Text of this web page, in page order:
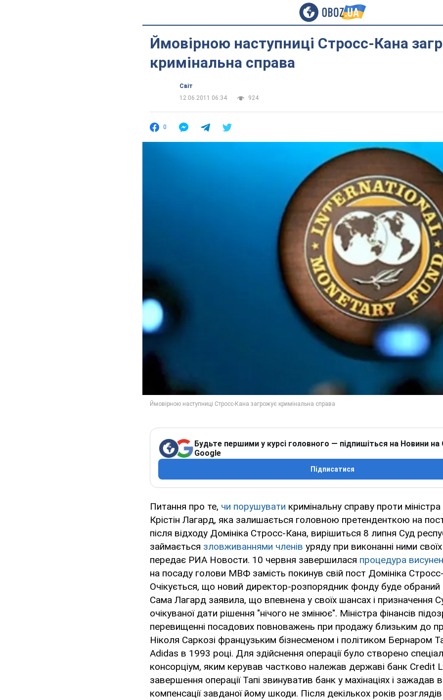
Ймовірною наступниці Стросс-Кана
кримінальна справа
Світ
12.06.2011 06:34
924
0
Будьте першими у курсі головного — підпишіться на Новини на
Google
Підписатися
Питання про те, чи порушувати кримінальну справу проти міністра
Крістін Лагард, яка залишається головною претенденткою на
після відходу Домініка Стросс-Кана, вирішиться 8 липня Суд
займається зловживаннями членів уряду при виконанні ними
передає РИА Новости. 10 червня завершилася процедура
на посаду голови МВФ замість покинув свій пост Домініка
Очікується, що новий директор-розпорядник фонду буде обраний
Сама Лагард заявила, що впевнена у своїх шансах і призначення
очікуваної дати рішення "нічого не змінює". Міністра фінансів
перевищенні посадових повноважень при продажу близьким до
Ніколя Саркозі французьким бізнесменом і політиком Бернаром
Adidas в 1993 році. Для здійснення операції було створено
консорціум, яким керував частково належав державі банк Credit
завершення операції Тапі звинуватив банк у махінаціях і зажадав
компенсації завданої йому шкоди. Після декількох років